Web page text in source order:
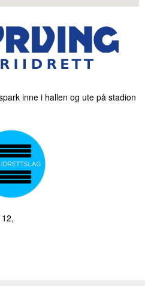
inne i hallen og ute på stadion